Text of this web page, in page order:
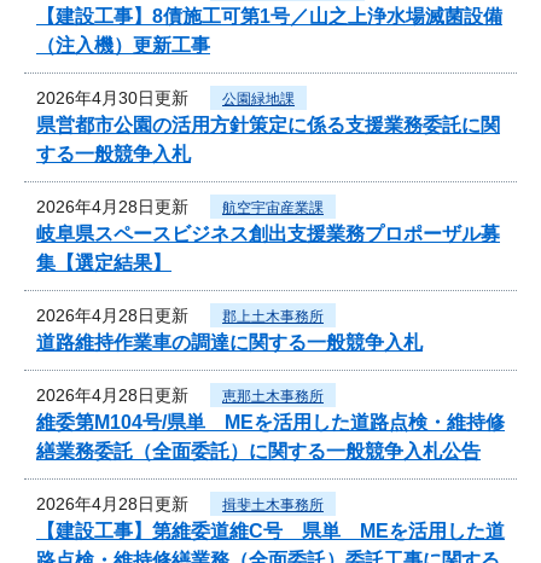
【建設工事】8債施工可第1号／山之上浄水場滅菌設備
（注入機）更新工事
2026年4月30日更新 公園緑地課
県営都市公園の活用方針策定に係る支援業務委託に関
する一般競争入札
2026年4月28日更新 航空宇宙産業課
岐阜県スペースビジネス創出支援業務プロポーザル募
集【選定結果】
2026年4月28日更新 郡上土木事務所
道路維持作業車の調達に関する一般競争入札
2026年4月28日更新 恵那土木事務所
維委第M104号/県単 MEを活用した道路点検・維持修
繕業務委託（全面委託）に関する一般競争入札公告
2026年4月28日更新 揖斐土木事務所
【建設工事】第維委道維C号 県単 MEを活用した道